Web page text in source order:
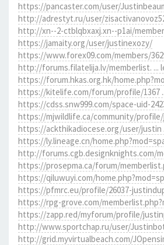
https://pancaster.com/user/
http://adrestyt.ru/user/
http://xn--2-ctblqbxaxj.xn--p1ai/member
https://jamaity.org/user/justinexozy/
https://www.forex09.com/members/
http://forums.filatelija.lv/memberlist. ...
https://forum.hkas.org.hk/
https://kitelife.com/forum/profile/1367
https://cdss.snw999.com/space-uid-
https://mjwildlife.ca/community/
https://ackthikadiocese.org/user/justin
https://ly.lineage.cn/
http://forums.cgb.designknights.com/
https://prosepma.ca/forum/
https://qiluwuyi.com/
https://pfmrc.eu/profile/26037-
https://rpg-grove.com/
https://zapp.red/myforum/profile/
http://www.sportchap.ru/user/
http://grid.myvirtualbeach.com/